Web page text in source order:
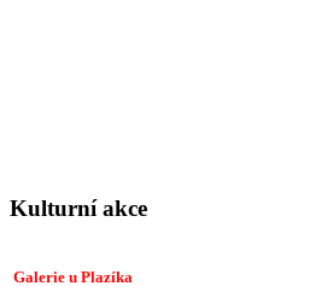
Kulturní akce
Galerie u Plazíka